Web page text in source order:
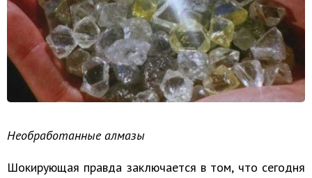
Необработанные алмазы
Шокирующая правда заключается в том, что сегодня